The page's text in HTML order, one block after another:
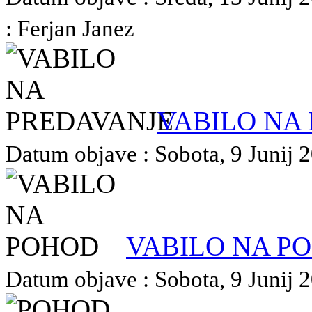
: Ferjan Janez
VABILO NA
Datum objave : Sobota, 9 Junij
VABILO NA
Datum objave : Sobota, 9 Junij